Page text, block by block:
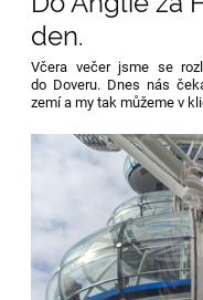
den.
Včera večer jsme se
do Doveru. Dnes nás
zemí a my tak můžeme v